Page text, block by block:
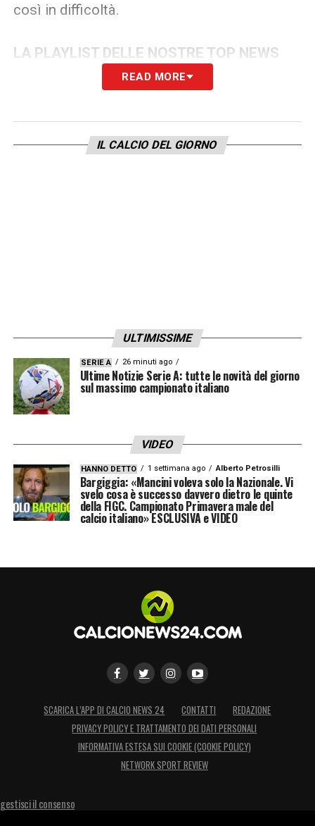
così in difficoltà.
LA PLAYLIST DELLE NOSTRE TOP NEWS
READ MORE
IL CALCIO DEL GIORNO
ULTIMISSIME
SERIE A 26 minuti ago
Ultime Notizie Serie A: tutte le novità del giorno
sul massimo campionato italiano
VIDEO
HANNO DETTO 1 settimana ago Alberto Petrosilli
Bargiggia: «Mancini voleva solo la Nazionale. Vi
svelo cosa è successo davvero dietro le quinte
della FIGC. Campionato Primavera male del
calcio italiano» ESCLUSIVA e VIDEO
SCARICA L’APP DI CALCIO NEWS 24 CONTATTI
REDAZIONE
PRIVACY POLICY E TRATTAMENTO DEI DATI PERSONALI
INFORMATIVA ESTESA SUI COOKIE (COOKIE POLICY)
NETWORK SPORT REVIEW
gestisci il consenso